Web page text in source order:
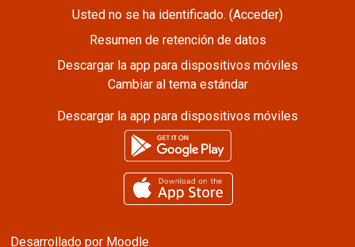
Usted no se ha identificado. (Acceder)
Resumen de retención de datos
Descargar la app para dispositivos móviles
Cambiar al tema estándar
Descargar la app para dispositivos móviles
Desarrollado por Moodle